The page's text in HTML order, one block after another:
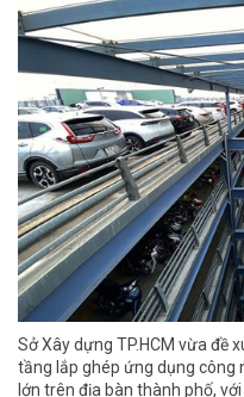
Sở Xây dựng TP.HCM vừa đề
tầng lắp ghép ứng dụng công
lớn trên địa bàn thành phố,